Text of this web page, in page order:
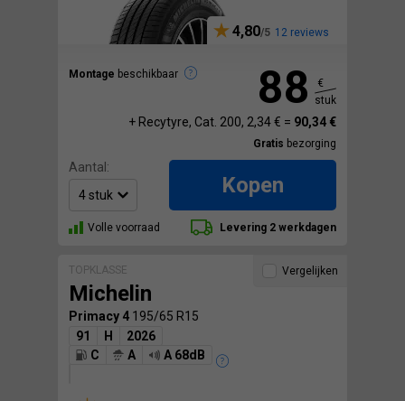
4,80 12 reviews
Montage beschikbaar 88
€
stuk
+ Recytyre, Cat. 200, 2,34 € = 90,34 €
Gratis bezorging
Aantal:
Kopen
Volle voorraad Levering 2 werkdagen
TOPKLASSE
Michelin
Primacy 4 195/65 R15
91
H
2026
C
A A 68dB
Vergelijken